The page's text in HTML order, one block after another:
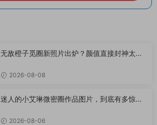
无敌橙子觅圈新照片出炉？颜值直接封神太惊
2026-08-08
迷人的小艾琳微密圈作品图片，到底有多惊
2026-08-06